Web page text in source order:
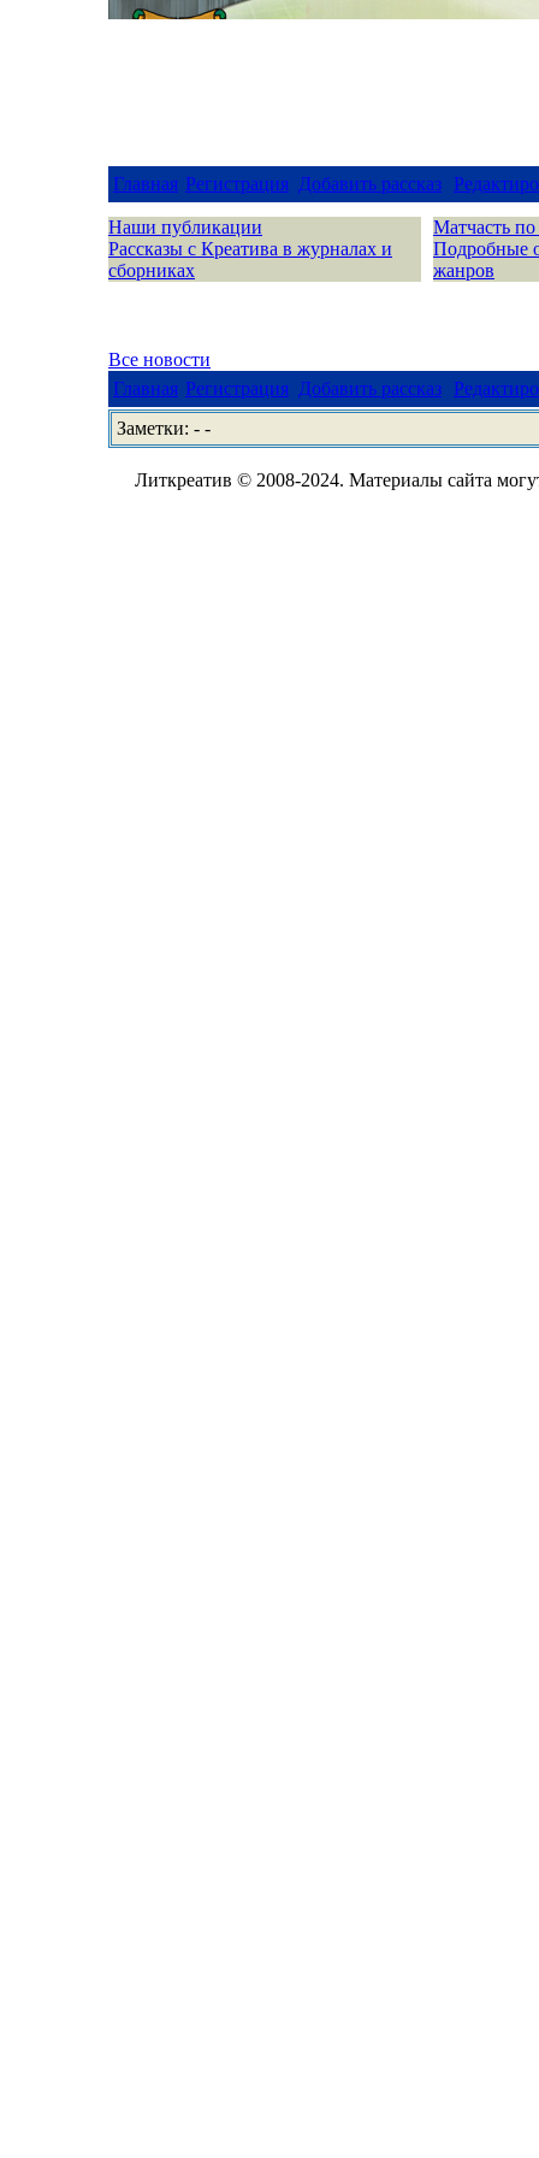
Главная Регистрация Добавить рассказ
Наши публикации
Рассказы с Креатива в журналах и
сборниках
Матчасть
Подробные
жанров
Все новости
Главная Регистрация Добавить рассказ
Заметки: - -
Литкреатив © 2008-2024. Материалы сайта